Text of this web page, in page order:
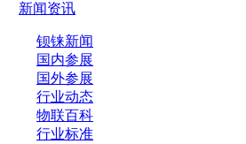
新闻资讯
钡铼新闻
国内参展
国外参展
行业动态
物联百科
行业标准